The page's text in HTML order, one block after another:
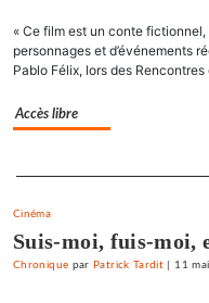
« Ce film est un conte
personnages et d’événements
Pablo Félix, lors des
Accès libre
Separateur
Cinéma
Suis-moi, fuis-moi,
Chronique par Patrick Tardit 11